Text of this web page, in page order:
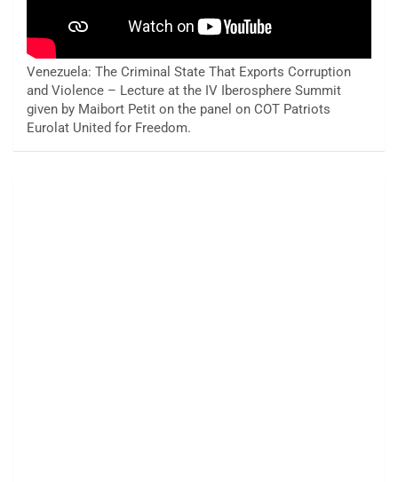
Venezuela: The Criminal State That Exports Corruption
and Violence – Lecture at the IV Iberosphere Summit
given by Maibort Petit on the panel on COT Patriots
Eurolat United for Freedom.